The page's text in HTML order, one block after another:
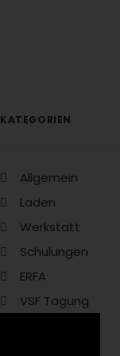
KATEGORIEN
Allgemein
Laden
Werkstatt
Schulungen
ERFA
VSF Tagung